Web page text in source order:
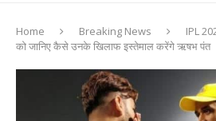
Home Breaking News
IPL
को जानिए कैसे उनके खिलाफ इस्तेमाल करेंगे ऋषभ पंत